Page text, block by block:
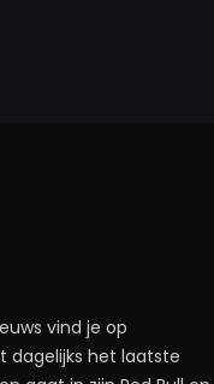
vind je op
dagelijks het laatste